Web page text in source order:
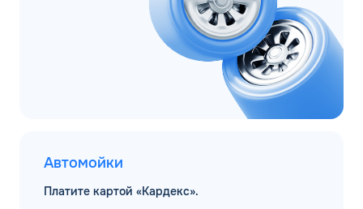
Автомойки
Платите картой «Кардекс».